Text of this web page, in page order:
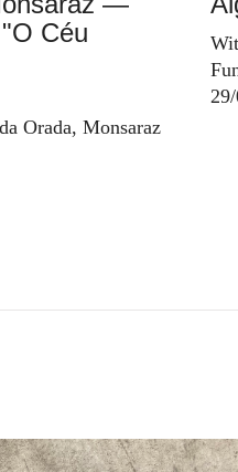
Céu
Orada, Monsaraz